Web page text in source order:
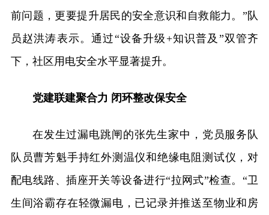
前问题，更要提升居民的安全意识和自救能力。”队
员赵洪涛表示。通过“设备升级+知识普及”双管齐
下，社区用电安全水平显著提升。
党建联建聚合力 闭环整改保安全
在发生过漏电跳闸的张先生家中，党员服务队
队员曹芳魁手持红外测温仪和绝缘电阻测试仪，对
配电线路、插座开关等设备进行“拉网式”检查。“卫
生间浴霸存在轻微漏电，已记录并推送至物业和房